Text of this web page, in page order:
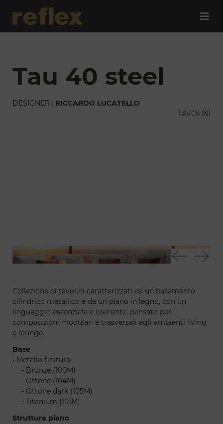
tau 40 steel
DESIGNER : RICCARDO LUCATELLO
TAVOLINI
Tau 40 steel - Segno sofa chaise longue
Collezione di tavolini caratterizzati da un basamento
cilindrico metallico e da un piano in legno, con un
linguaggio essenziale e coerente, pensato per
composizioni modulari e trasversali agli ambienti living
e lounge.
Base
• Metallo finitura
- Bronze (100M)
- Ottone (104M)
- Ottone dark (105M)
- Titanium (101M)
Struttura piano